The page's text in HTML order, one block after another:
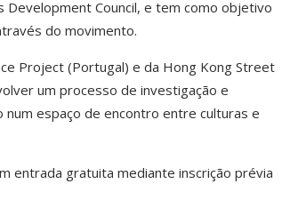
Development Council, e tem como objetivo
do movimento.
Project (Portugal) e da Hong Kong Street
um processo de investigação e
espaço de encontro entre culturas e
entrada gratuita mediante inscrição prévia